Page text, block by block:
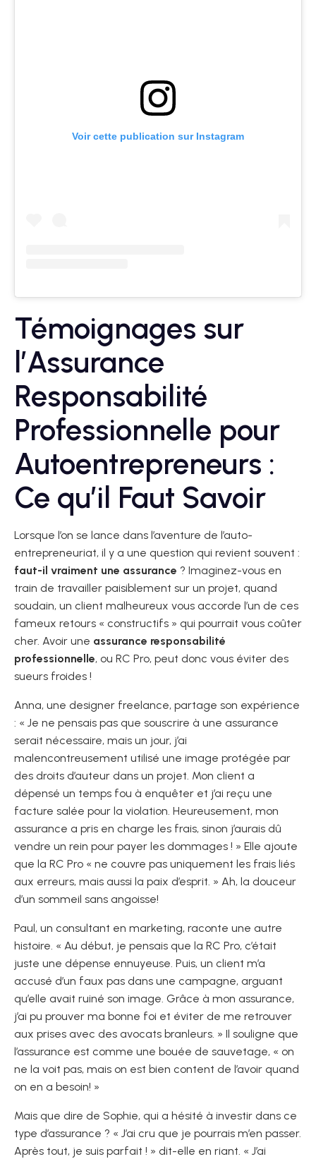
Voir cette publication sur Instagram
Témoignages sur
l’Assurance
Responsabilité
Professionnelle pour
Autoentrepreneurs :
Ce qu’il Faut Savoir
Lorsque l’on se lance dans l’aventure de l’auto-
entrepreneuriat, il y a une question qui revient souvent :
faut-il vraiment une assurance ? Imaginez-vous en
train de travailler paisiblement sur un projet, quand
soudain, un client malheureux vous accorde l’un de ces
fameux retours « constructifs » qui pourrait vous coûter
cher. Avoir une assurance responsabilité
professionnelle, ou RC Pro, peut donc vous éviter des
sueurs froides !
Anna, une designer freelance, partage son expérience
: « Je ne pensais pas que souscrire à une assurance
serait nécessaire, mais un jour, j’ai
malencontreusement utilisé une image protégée par
des droits d’auteur dans un projet. Mon client a
dépensé un temps fou à enquêter et j’ai reçu une
facture salée pour la violation. Heureusement, mon
assurance a pris en charge les frais, sinon j’aurais dû
vendre un rein pour payer les dommages ! » Elle ajoute
que la RC Pro « ne couvre pas uniquement les frais liés
aux erreurs, mais aussi la paix d’esprit. » Ah, la douceur
d’un sommeil sans angoisse!
Paul, un consultant en marketing, raconte une autre
histoire. « Au début, je pensais que la RC Pro, c’était
juste une dépense ennuyeuse. Puis, un client m’a
accusé d’un faux pas dans une campagne, arguant
qu’elle avait ruiné son image. Grâce à mon assurance,
j’ai pu prouver ma bonne foi et éviter de me retrouver
aux prises avec des avocats branleurs. » Il souligne que
l’assurance est comme une bouée de sauvetage, « on
ne la voit pas, mais on est bien content de l’avoir quand
on en a besoin! »
Mais que dire de Sophie, qui a hésité à investir dans ce
type d’assurance ? « J’ai cru que je pourrais m’en passer.
Après tout, je suis parfait ! » dit-elle en riant. « J’ai